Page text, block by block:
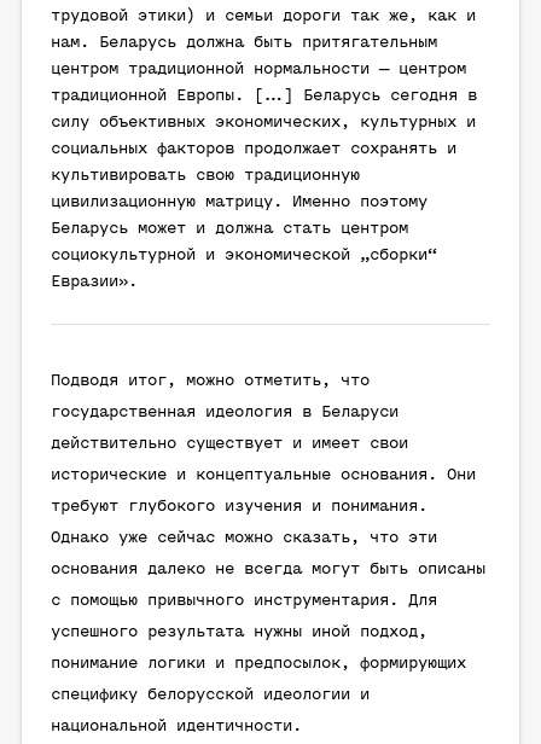
трудовой этики) и семьи дороги так же, как и
нам. Беларусь должна быть притягательным
центром традиционной нормальности — центром
традиционной Европы. […] Беларусь сегодня в
силу объективных экономических, культурных и
социальных факторов продолжает сохранять и
культивировать свою традиционную
цивилизационную матрицу. Именно поэтому
Беларусь может и должна стать центром
социокультурной и экономической „сборки“
Евразии».
Подводя итог, можно отметить, что
государственная идеология в Беларуси
действительно существует и имеет свои
исторические и концептуальные основания. Они
требуют глубокого изучения и понимания.
Однако уже сейчас можно сказать, что эти
основания далеко не всегда могут быть описаны
с помощью привычного инструментария. Для
успешного результата нужны иной подход,
понимание логики и предпосылок, формирующих
специфику белорусской идеологии и
национальной идентичности.